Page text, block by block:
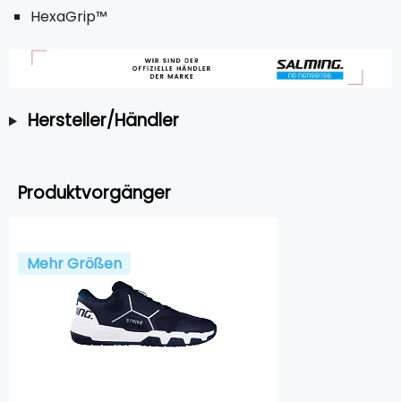
HexaGrip™
Hersteller/Händler
Produktvorgänger
Mehr Größen